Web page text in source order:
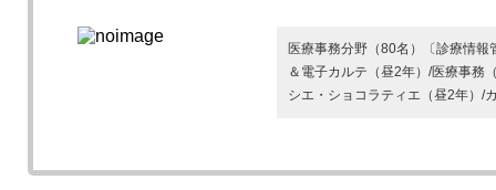
医療事務分野（80名）〔診療情
＆電子カルテ（昼2年）/医療事務
シエ・ショコラティエ（昼2年）/